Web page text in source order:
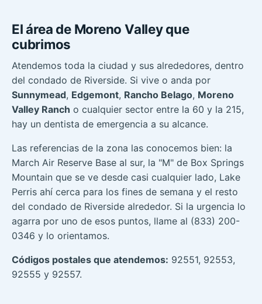
El área de Moreno Valley que
cubrimos
Atendemos toda la ciudad y sus alrededores, dentro
del condado de Riverside. Si vive o anda por
Sunnymead, Edgemont, Rancho Belago, Moreno
Valley Ranch o cualquier sector entre la 60 y la 215,
hay un dentista de emergencia a su alcance.
Las referencias de la zona las conocemos bien: la
March Air Reserve Base al sur, la "M" de Box Springs
Mountain que se ve desde casi cualquier lado, Lake
Perris ahí cerca para los fines de semana y el resto
del condado de Riverside alrededor. Si la urgencia lo
agarra por uno de esos puntos, llame al (833) 200-
0346 y lo orientamos.
Códigos postales que atendemos: 92551, 92553,
92555 y 92557.